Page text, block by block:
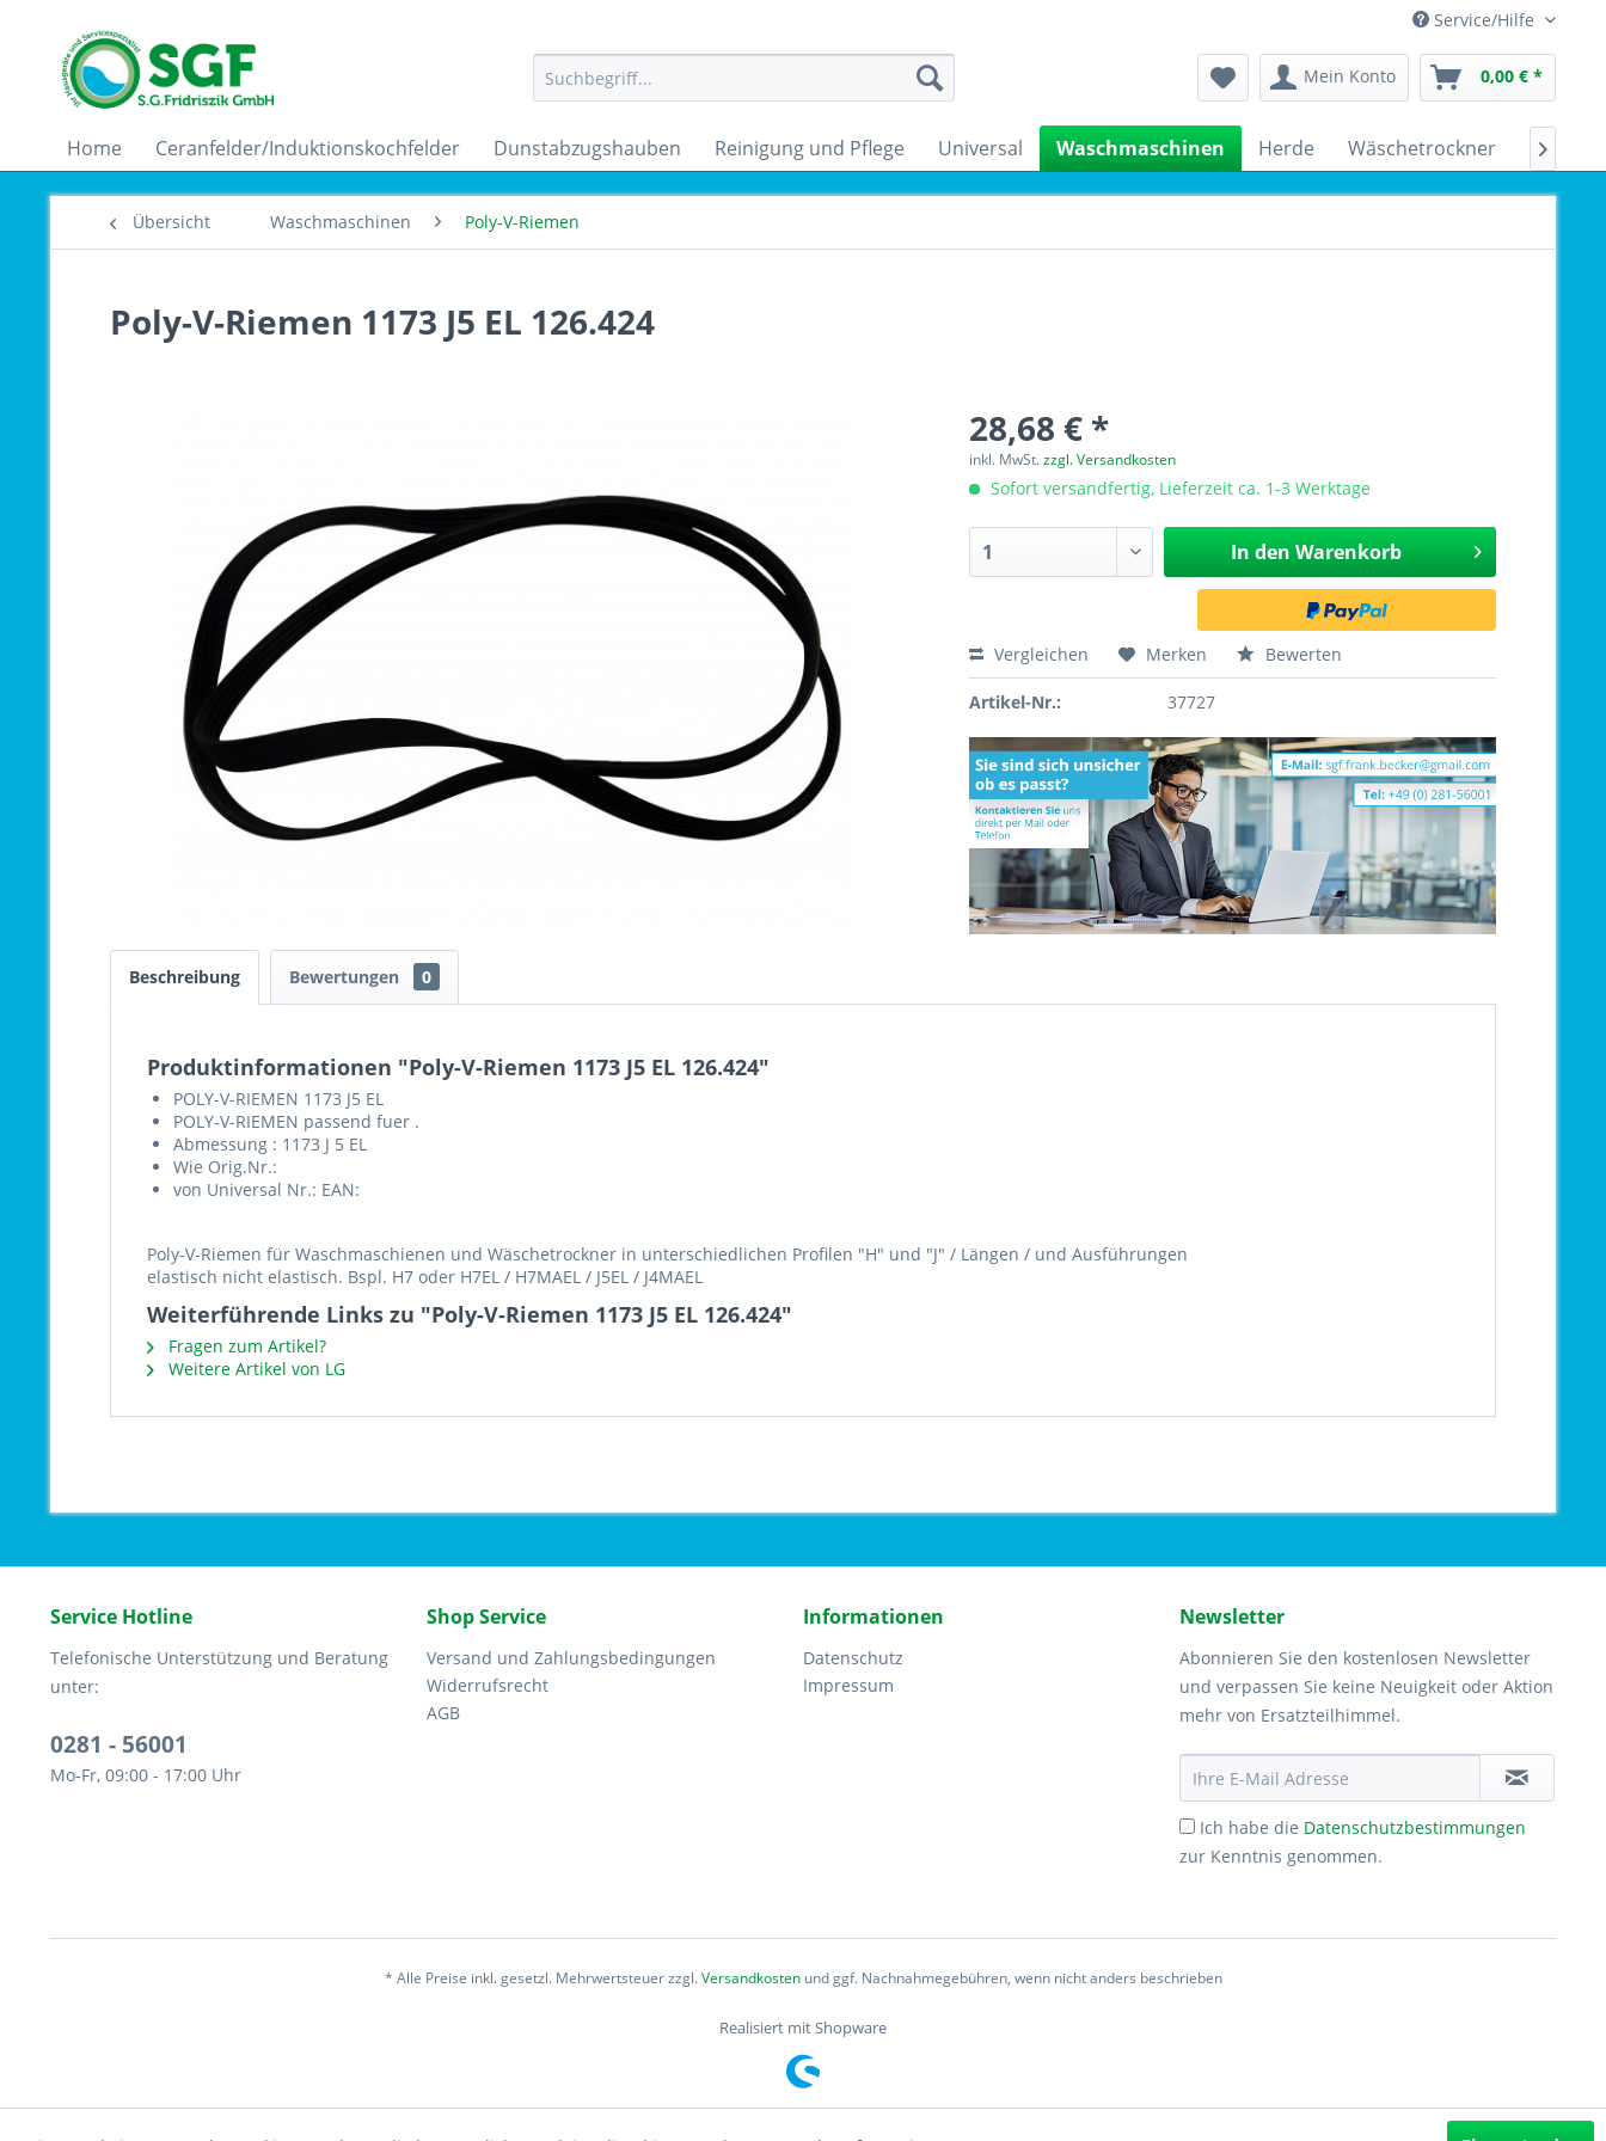
Service/Hilfe
Mein Konto 0,00 € *
Home Ceranfelder/Induktionskochfelder Dunstabzugshauben Reinigung und Pflege Universal Waschmaschinen Herde Wäschetrockner 
Übersicht Waschmaschinen Poly-V-Riemen
Poly-V-Riemen 1173 J5 EL 126.424
28,68 € *
inkl. MwSt.zzgl. Versandkosten
Sofort versandfertig, Lieferzeit ca. 1-3 Werktage
In den Warenkorb
Vergleichen Merken Bewerten
Artikel-Nr.: 37727
Beschreibung Bewertungen 0
Produktinformationen "Poly-V-Riemen 1173 J5 EL 126.424"
POLY-V-RIEMEN 1173 J5 EL
POLY-V-RIEMEN passend fuer .
Abmessung : 1173 J 5 EL
Wie Orig.Nr.:
von Universal Nr.: EAN:
Poly-V-Riemen für Waschmaschienen und Wäschetrockner in unterschiedlichen Profilen "H" und "J" / Längen / und Ausführungen
elastisch nicht elastisch. Bspl. H7 oder H7EL / H7MAEL / J5EL / J4MAEL
Weiterführende Links zu "Poly-V-Riemen 1173 J5 EL 126.424"
Fragen zum Artikel?
Weitere Artikel von LG
Service Hotline
Telefonische Unterstützung und Beratung
unter:
0281 - 56001
Mo-Fr, 09:00 - 17:00 Uhr
Shop Service
Versand und Zahlungsbedingungen
Widerrufsrecht
AGB
Informationen
Datenschutz
Impressum
Newsletter
Abonnieren Sie den kostenlosen Newsletter
und verpassen Sie keine Neuigkeit oder Aktion
mehr von Ersatzteilhimmel.
Ich habe die Datenschutzbestimmungen
zur Kenntnis genommen.
* Alle Preise inkl. gesetzl. Mehrwertsteuer zzgl.Versandkostenund ggf. Nachnahmegebühren, wenn nicht anders beschrieben
Realisiert mit Shopware